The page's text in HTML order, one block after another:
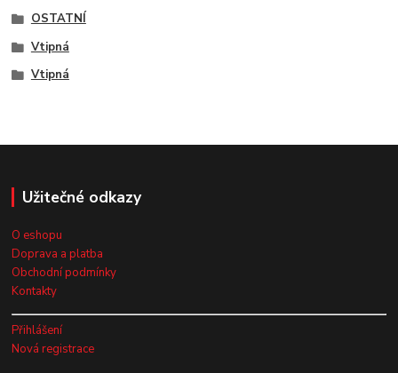
OSTATNÍ
Vtipná
Vtipná
Užitečné odkazy
O eshopu
Doprava a platba
Obchodní podmínky
Kontakty
Přihlášení
Nová registrace